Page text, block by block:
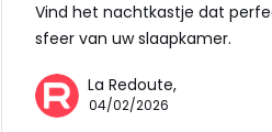
Vind het nachtkastje dat
sfeer van uw slaapkamer.
La Redoute,
04/02/2026